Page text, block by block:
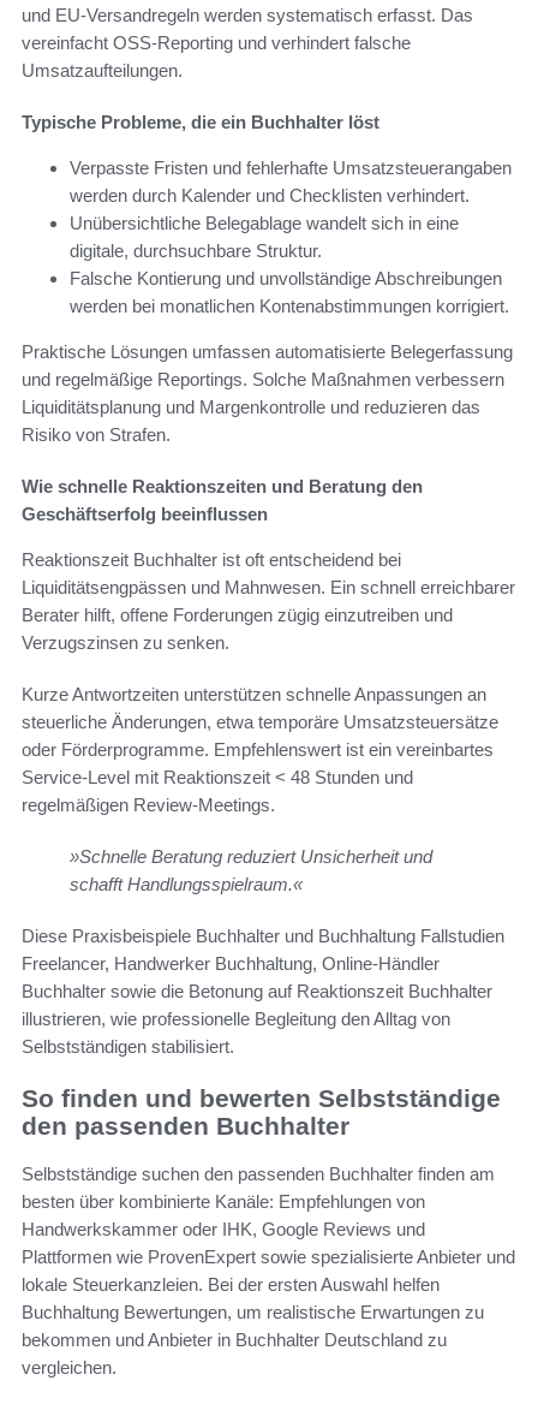
und EU-Versandregeln werden systematisch erfasst. Das
vereinfacht OSS‑Reporting und verhindert falsche
Umsatzaufteilungen.
Typische Probleme, die ein Buchhalter löst
Verpasste Fristen und fehlerhafte Umsatzsteuerangaben
werden durch Kalender und Checklisten verhindert.
Unübersichtliche Belegablage wandelt sich in eine
digitale, durchsuchbare Struktur.
Falsche Kontierung und unvollständige Abschreibungen
werden bei monatlichen Kontenabstimmungen korrigiert.
Praktische Lösungen umfassen automatisierte Belegerfassung
und regelmäßige Reportings. Solche Maßnahmen verbessern
Liquiditätsplanung und Margenkontrolle und reduzieren das
Risiko von Strafen.
Wie schnelle Reaktionszeiten und Beratung den
Geschäftserfolg beeinflussen
Reaktionszeit Buchhalter ist oft entscheidend bei
Liquiditätsengpässen und Mahnwesen. Ein schnell erreichbarer
Berater hilft, offene Forderungen zügig einzutreiben und
Verzugszinsen zu senken.
Kurze Antwortzeiten unterstützen schnelle Anpassungen an
steuerliche Änderungen, etwa temporäre Umsatzsteuersätze
oder Förderprogramme. Empfehlenswert ist ein vereinbartes
Service-Level mit Reaktionszeit < 48 Stunden und
regelmäßigen Review-Meetings.
»Schnelle Beratung reduziert Unsicherheit und
schafft Handlungsspielraum.«
Diese Praxisbeispiele Buchhalter und Buchhaltung Fallstudien
Freelancer, Handwerker Buchhaltung, Online-Händler
Buchhalter sowie die Betonung auf Reaktionszeit Buchhalter
illustrieren, wie professionelle Begleitung den Alltag von
Selbstständigen stabilisiert.
So finden und bewerten Selbstständige
den passenden Buchhalter
Selbstständige suchen den passenden Buchhalter finden am
besten über kombinierte Kanäle: Empfehlungen von
Handwerkskammer oder IHK, Google Reviews und
Plattformen wie ProvenExpert sowie spezialisierte Anbieter und
lokale Steuerkanzleien. Bei der ersten Auswahl helfen
Buchhaltung Bewertungen, um realistische Erwartungen zu
bekommen und Anbieter in Buchhalter Deutschland zu
vergleichen.